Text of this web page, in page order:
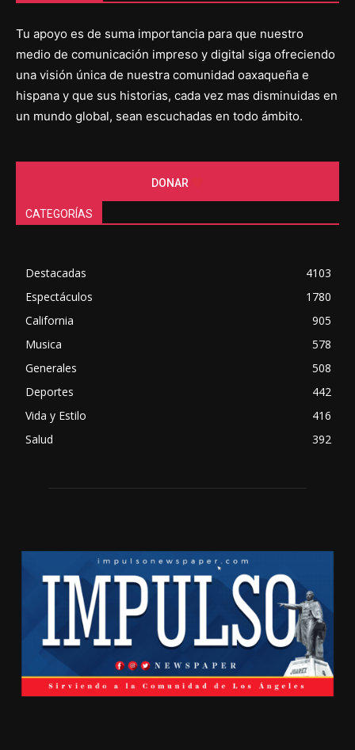
Tu apoyo es de suma importancia para que nuestro
medio de comunicación impreso y digital siga ofreciendo
una visión única de nuestra comunidad oaxaqueña e
hispana y que sus historias, cada vez mas disminuidas en
un mundo global, sean escuchadas en todo ámbito.
DONAR
CATEGORÍAS
Destacadas
4103
Espectáculos
1780
California
905
Musica
578
Generales
508
Deportes
442
Vida y Estilo
416
Salud
392